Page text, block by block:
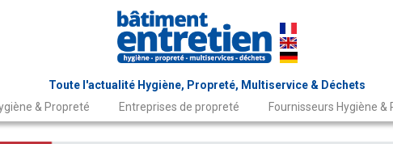
Toute l'actualité Hygiène, Propreté, Multiservice & Déchets
& Propreté Entreprises de propreté Fournisseurs Hygiène &